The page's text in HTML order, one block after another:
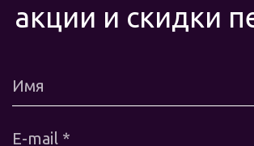
акции и скидки